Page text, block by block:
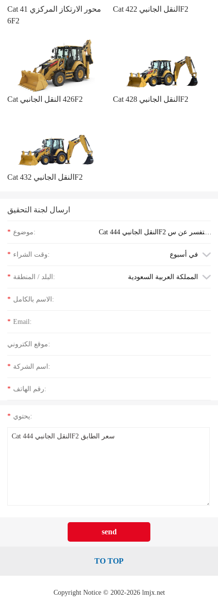
Cat محور الارتكاز المركزي 41
6F2
Cat النقل الجانبي 422F2
Cat النقل الجانبي ‎426F2 Cat النقل الجانبي 428F2
Cat النقل الجانبي 432F2
ارسال لجنة التحقيق
* موضوع: Cat النقل الجانبي 444F2 استفسر عن س
عر الكلمة * وقت الشراء: في أسبوع
* البلد / المنطقة: المملكة العربية السعودية
* الاسم بالكامل:
* Email:
موقع الكتروني:
* اسم الشركة:
* رقم الهاتف:
* يحتوي:
TO TOP
Copyright Notice © 2002-2026 lmjx.net